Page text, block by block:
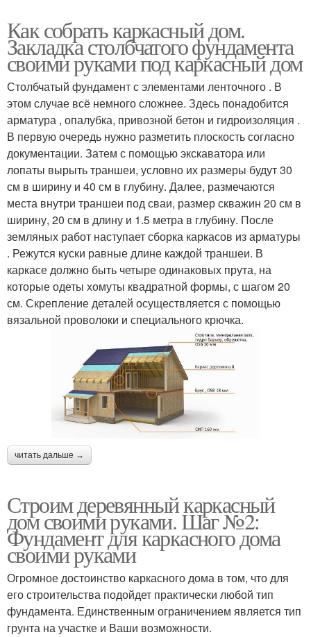
Как собрать каркасный дом.
Закладка столбчатого фундамента
своими руками под каркасный дом
Столбчатый фундамент с элементами ленточного . В
этом случае всё немного сложнее. Здесь понадобится
арматура , опалубка, привозной бетон и гидроизоляция .
В первую очередь нужно разметить плоскость согласно
документации. Затем с помощью экскаватора или
лопаты вырыть траншеи, условно их размеры будут 30
см в ширину и 40 см в глубину. Далее, размечаются
места внутри траншеи под сваи, размер скважин 20 см в
ширину, 20 см в длину и 1.5 метра в глубину. После
земляных работ наступает сборка каркасов из арматуры
. Режутся куски равные длине каждой траншеи. В
каркасе должно быть четыре одинаковых прута, на
которые одеты хомуты квадратной формы, с шагом 20
см. Скрепление деталей осуществляется с помощью
вязальной проволоки и специального крючка.
читать дальше →
Строим деревянный каркасный
дом своими руками. Шаг №2:
Фундамент для каркасного дома
своими руками
Огромное достоинство каркасного дома в том, что для
его строительства подойдет практически любой тип
фундамента. Единственным ограничением является тип
грунта на участке и Ваши возможности.